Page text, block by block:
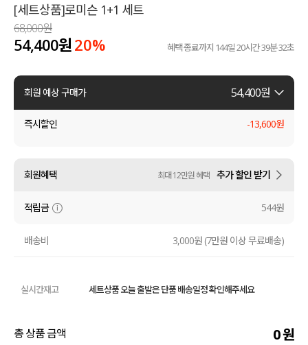
티셔츠
팬츠
셔츠
원피스
액티브
아우터
코디템
FIT ZOOM
ACC
[세트상품]로미슨 1+1 세트
68,000원
54,400원 20% 혜택 종료까지 144일 20시간 39분 31초
회원 예상 구매가 54,400원
즉시할인 -13,600원
회원혜택 최대 12만원 혜택 추가 할인 받기
적립금 544원
배송비 3,000원 (7만원 이상 무료배송)
실시간재고 세트상품 오늘 출발은 단품 배송일정 확인해주세요
총 상품 금액 0원